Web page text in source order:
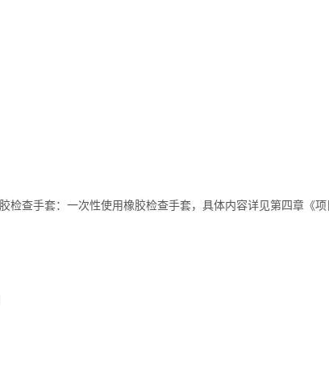
查手套：一次性使用橡胶检查手套，具体内容详见第四章《项